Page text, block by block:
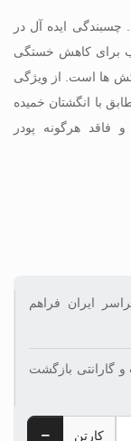
چسبندگی ایده آل در
برای کاهش خستگی
ها است. از ویژگی
با انگشتان خمیده
فاقد هرگونه پودر
ایران فراهم
و گارانتی بازگشت
کارتن